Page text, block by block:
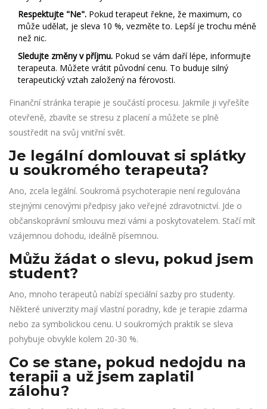
Respektujte "Ne". Pokud terapeut řekne, že maximum, co
může udělat, je sleva 10 %, vezměte to. Lepší je trochu méně
než nic.
Sledujte změny v příjmu. Pokud se vám daří lépe, informujte
terapeuta. Můžete vrátit původní cenu. To buduje silný
terapeutický vztah založený na férovosti.
Finanční stránka terapie je součástí procesu. Jakmile ji vyřešíte
otevřeně, zbavíte se stresu z placení a můžete se plně
soustředit na svůj vnitřní svět.
Je legální domlouvat si splátky
u soukromého terapeuta?
Ano, zcela legální. Soukromá psychoterapie není regulována
stejnými cenovými předpisy jako veřejné zdravotnictví. Jde o
občanskoprávní smlouvu mezi vámi a poskytovatelem. Stačí mít
vzájemnou dohodu, ideálně písemnou.
Můžu žádat o slevu, pokud jsem
student?
Ano, mnoho terapeutů nabízí speciální sazby pro studenty.
Některé univerzity mají vlastní poradny, kde je terapie zdarma
nebo za symbolickou cenu. U soukromých praktik se sleva
pohybuje obvykle kolem 20-30 %.
Co se stane, pokud nedojdu na
terapii a už jsem zaplatil
zálohu?